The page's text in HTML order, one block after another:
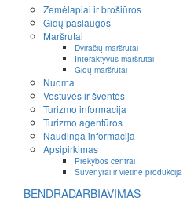
Žemėlapiai ir brošiūros
Gidų paslaugos
Maršrutai
Dviračių maršrutai
Interaktyvūs maršrutai
Gidų maršrutai
Nuoma
Vestuvės ir šventės
Turizmo informacija
Turizmo agentūros
Naudinga informacija
Apsipirkimas
Prekybos centrai
Suvenyrai ir vietinė produkcija
BENDRADARBIAVIMAS